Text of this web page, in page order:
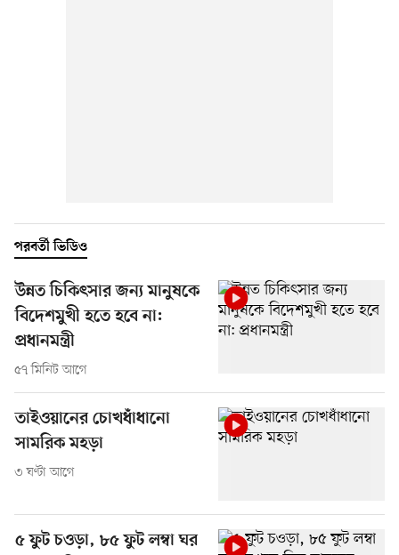
পরবর্তী ভিডিও
উন্নত চিকিৎসার জন্য মানুষকে
বিদেশমুখী হতে হবে না:
প্রধানমন্ত্রী
৫৭ মিনিট আগে
তাইওয়ানের চোখধাঁধানো
সামরিক মহড়া
৩ ঘণ্টা আগে
৫ ফুট চওড়া, ৮৫ ফুট লম্বা ঘর